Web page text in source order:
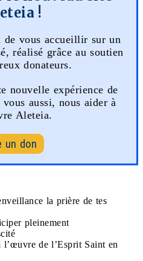
!
de vous accueillir sur un
réalisé grâce au soutien
donateurs.
nouvelle expérience de
aussi, nous aider à
Aleteia.
un don
la prière de tes
pleinement
l’œuvre de l’Esprit Saint en